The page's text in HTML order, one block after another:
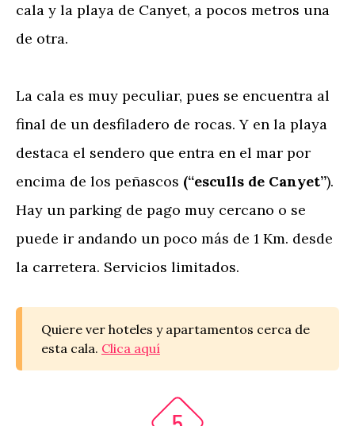
cala y la playa de Canyet, a pocos metros una
de otra.
La cala es muy peculiar, pues se encuentra al
final de un desfiladero de rocas. Y en la playa
destaca el sendero que entra en el mar por
encima de los peñascos (“esculls de Canyet”).
Hay un parking de pago muy cercano o se
puede ir andando un poco más de 1 Km. desde
la carretera. Servicios limitados.
Quiere ver hoteles y apartamentos cerca de
esta cala. Clica aquí